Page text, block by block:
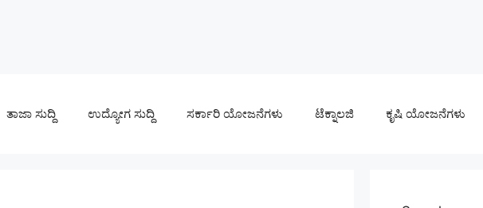
ತಾಜಾ ಸುದ್ದಿ ಉದ್ಯೋಗ ಸುದ್ದಿ ಸರ್ಕಾರಿ ಯೋಜನೆಗಳು ಟೆಕ್ನಾಲಜಿ ಕೃಷಿ ಯೋಜನೆಗಳು